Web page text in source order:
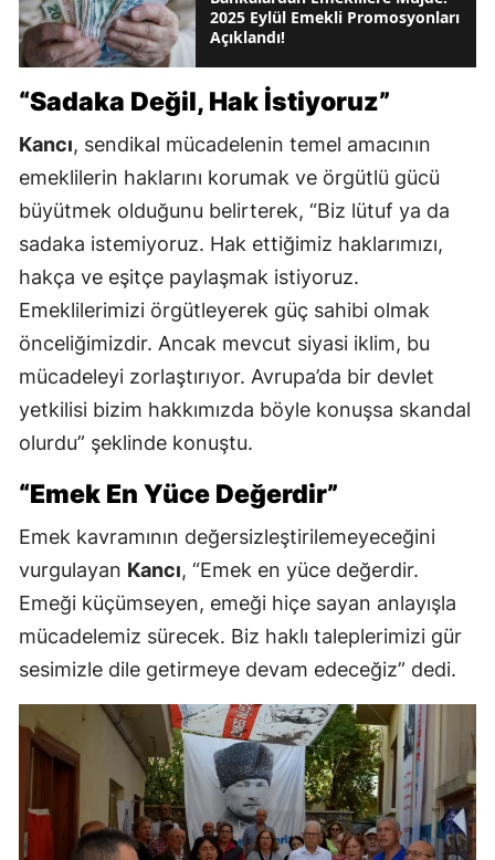
2025 Eylül Emekli Promosyonları
Açıklandı!
“Sadaka Değil, Hak İstiyoruz”
Kancı, sendikal mücadelenin temel amacının
emeklilerin haklarını korumak ve örgütlü gücü
büyütmek olduğunu belirterek, “Biz lütuf ya da
sadaka istemiyoruz. Hak ettiğimiz haklarımızı,
hakça ve eşitçe paylaşmak istiyoruz.
Emeklilerimizi örgütleyerek güç sahibi olmak
önceliğimizdir. Ancak mevcut siyasi iklim, bu
mücadeleyi zorlaştırıyor. Avrupa’da bir devlet
yetkilisi bizim hakkımızda böyle konuşsa skandal
olurdu” şeklinde konuştu.
“Emek En Yüce Değerdir”
Emek kavramının değersizleştirilemeyeceğini
vurgulayan Kancı, “Emek en yüce değerdir.
Emeği küçümseyen, emeği hiçe sayan anlayışla
mücadelemiz sürecek. Biz haklı taleplerimizi gür
sesimizle dile getirmeye devam edeceğiz” dedi.